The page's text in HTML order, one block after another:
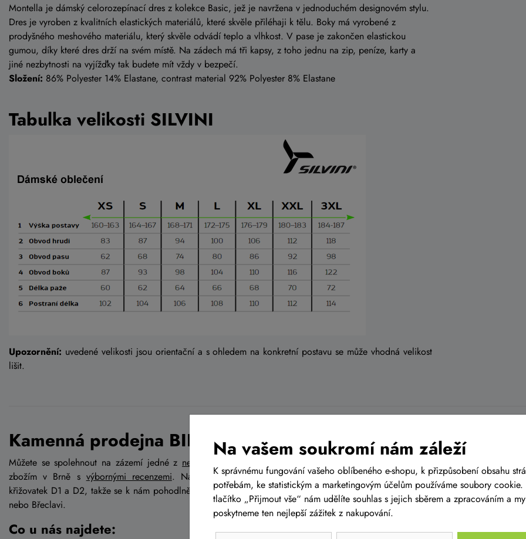
Montella je dámský celorozepínací dres z kolekce Basic, jež je navržena v jednoduchém designovém stylu.
Dres je vyroben z kvalitních elastických materiálů, které skvěle přiléhaji k tělu. Boky má vyrobené z
prodyšného meshového materiálu, který skvěle odvádí teplo a vlhkost. V pase je zakončen elastickou
gumou, díky které dres drží na svém místě. Na zádech má tři kapsy, z toho jednu na zip, peníze, karty a
jiné nezbytnosti na vyjížďky tak budete mít vždy v bezpečí.
Složení: 86% Polyester 14% Elastane, contrast material 92% Polyester 8% Elastane
Tabulka velikosti SILVINI
Upozornění: uvedené velikosti jsou orientační a s ohledem na konkretní postavu se může vhodná velikost
lišit.
Kamenná prodejna BIKE-LIFE.CZ
Můžete se spolehnout na zázemí jedné z největších kamenných prodejen
zbožím v Brně s výbornými recenzemi. Najdete nás v Brně Tuřanech, nedaleko od
křižovatek D1 a D2, takže se k nám pohodlně dostanete jak od Prahy, tak i od Olomouce
nebo Břeclavi.
Co u nás najdete:
Na vašem soukromí nám záleží
K správnému fungování vašeho oblíbeného e-shopu, k přizpůsobení obsahu
potřebám, ke statistickým a marketingovým účelům používáme soubory
tlačítko „Přijmout vše“ nám udělíte souhlas s jejich sběrem a zpracováním a
poskytneme ten nejlepší zážitek z nakupování.